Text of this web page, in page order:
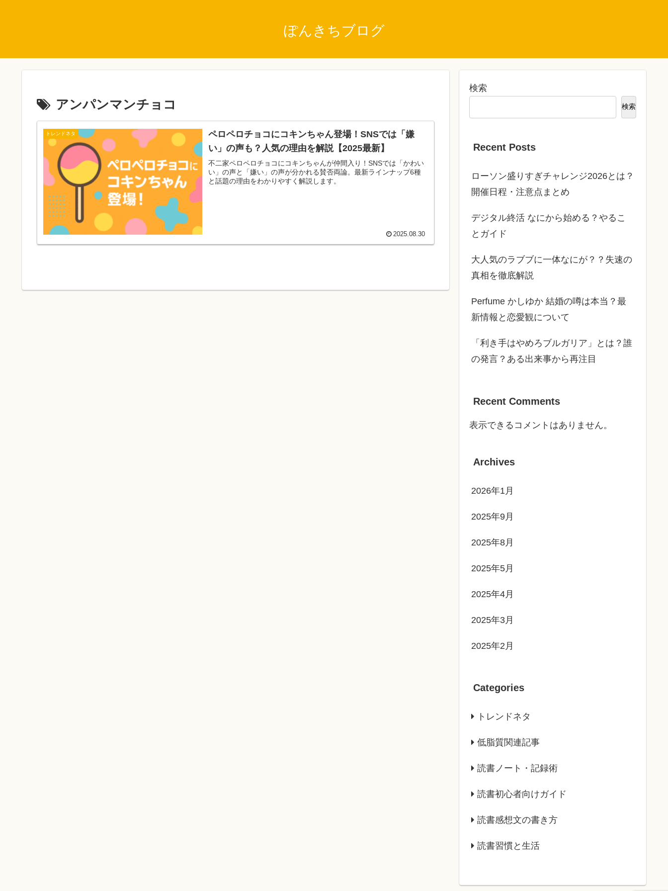
ぽんきちブログ
アンパンマンチョコ
トレンドネタ
ペロペロチョコにコキンちゃん登場！SNSでは「嫌
い」の声も？人気の理由を解説【2025最新】
不二家ペロペロチョコにコキンちゃんが仲間入り！SNSでは「かわい
い」の声と「嫌い」の声が分かれる賛否両論。最新ラインナップ6種
と話題の理由をわかりやすく解説します。
2025.08.30
検索
検索
Recent Posts
ローソン盛りすぎチャレンジ2026とは？
開催日程・注意点まとめ
デジタル終活 なにから始める？やるこ
とガイド
大人気のラブブに一体なにが？？失速の
真相を徹底解説
Perfume かしゆか 結婚の噂は本当？最
新情報と恋愛観について
「利き手はやめろブルガリア」とは？誰
の発言？ある出来事から再注目
Recent Comments
表示できるコメントはありません。
Archives
2026年1月
2025年9月
2025年8月
2025年5月
2025年4月
2025年3月
2025年2月
Categories
トレンドネタ
低脂質関連記事
読書ノート・記録術
読書初心者向けガイド
読書感想文の書き方
読書習慣と生活